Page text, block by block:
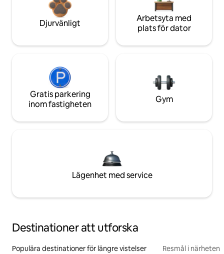
Djurvänligt
Arbetsyta med
plats för dator
Gratis parkering
inom fastigheten
Gym
Lägenhet med service
Destinationer att utforska
Populära destinationer för längre vistelser Resmål i närheten